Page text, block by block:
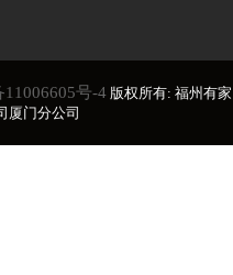
11006605号-4 版权所有: 福州有家
厦门分公司